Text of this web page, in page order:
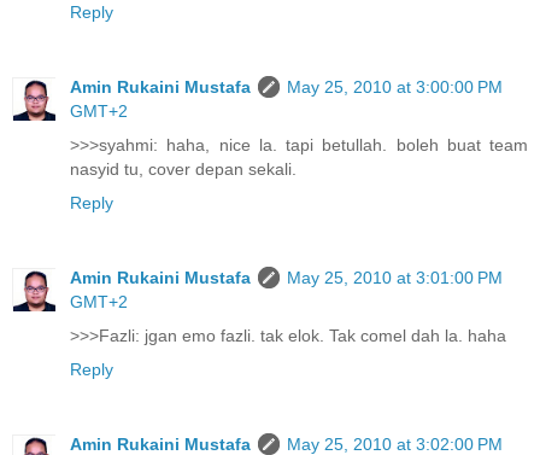
Reply
Amin Rukaini Mustafa
May 25, 2010 at 3:00:00 PM
GMT+2
>>>syahmi: haha, nice la. tapi betullah. boleh buat team
nasyid tu, cover depan sekali.
Reply
Amin Rukaini Mustafa
May 25, 2010 at 3:01:00 PM
GMT+2
>>>Fazli: jgan emo fazli. tak elok. Tak comel dah la. haha
Reply
Amin Rukaini Mustafa
May 25, 2010 at 3:02:00 PM